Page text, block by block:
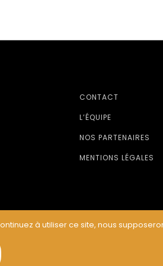
CONTACT
L’ÉQUIPE
NOS PARTENAIRES
MENTIONS LÉGALES
à utiliser ce site, nous